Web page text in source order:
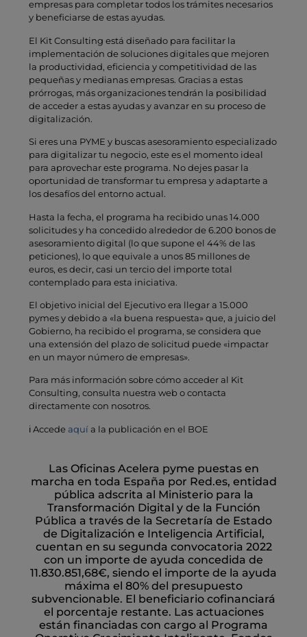
empresas para completar todos los trámites necesarios
y beneficiarse de estas ayudas.
El Kit Consulting está diseñado para facilitar la
implementación de soluciones digitales que mejoren
la productividad, eficiencia y competitividad de las
pequeñas y medianas empresas. Gracias a estas
prórrogas, más organizaciones tendrán la posibilidad
de acceder a estas ayudas y avanzar en su proceso de
digitalización.
Si eres una PYME y buscas asesoramiento especializado
para digitalizar tu negocio, este es el momento ideal
para aprovechar este programa. No dejes pasar la
oportunidad de transformar tu empresa y adaptarte a
los desafíos del entorno actual.
Hasta la fecha, el programa ha recibido unas 14.000
solicitudes y ha concedido alrededor de 6.200 bonos de
asesoramiento digital (lo que supone el 44% de las
peticiones), lo que equivale a unos 85 millones de
euros, es decir, casi un tercio del importe total
contemplado para esta iniciativa.
El objetivo inicial del Ejecutivo era llegar a 15.000
pymes y debido a «la buena respuesta» que, a juicio del
Gobierno, ha recibido el programa, se considera que
una extensión del plazo de solicitud puede «impactar
en un mayor número de empresas».
Para más información sobre cómo acceder al Kit
Consulting, consulta nuestra web o contacta
directamente con nosotros.
ℹ Accedeaquía la publicación en el BOE
Las Oficinas Acelera pyme puestas en
marcha en toda España por Red.es, entidad
pública adscrita al Ministerio para la
Transformación Digital y de la Función
Pública a través de la Secretaría de Estado
de Digitalización e Inteligencia Artificial,
cuentan en su segunda convocatoria 2022
con un importe de ayuda concedida de
11.830.851,68€, siendo el importe de la ayuda
máxima el 80% del presupuesto
subvencionable. El beneficiario cofinanciará
el porcentaje restante. Las actuaciones
están financiadas con cargo al Programa